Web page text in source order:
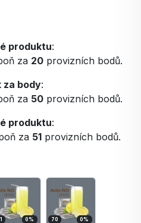
produktu:
za 20provizních bodů.
za body:
za 50provizních bodů.
produktu:
za 51 provizních bodů.
0% 70 0%